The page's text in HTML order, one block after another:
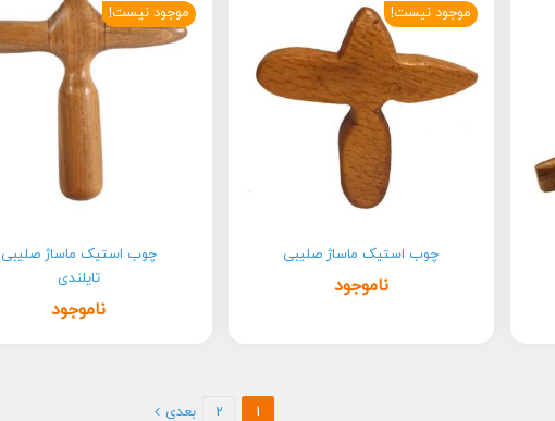
موجود نیست!
چوب استیک ماساژ صلیبی
ناموجود
موجود نیست!
چوب استیک ماساژ صلیبی
تایلندی
ناموجود
1
2 بعدی